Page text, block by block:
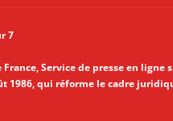
7
Service de presse en
qui réforme le cadre